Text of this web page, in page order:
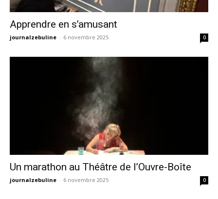
Apprendre en s’amusant
journalzebuline - 6 novembre 2025 0
Un marathon au Théâtre de l’Ouvre-Boîte
journalzebuline - 6 novembre 2025 0